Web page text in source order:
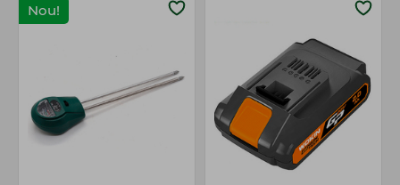
Nou!